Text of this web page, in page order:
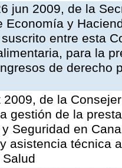
jun 2009, de la
Economía y
entre esta
para la
de derecho
2009, de la
gestión de la
Seguridad en
asistencia técnica